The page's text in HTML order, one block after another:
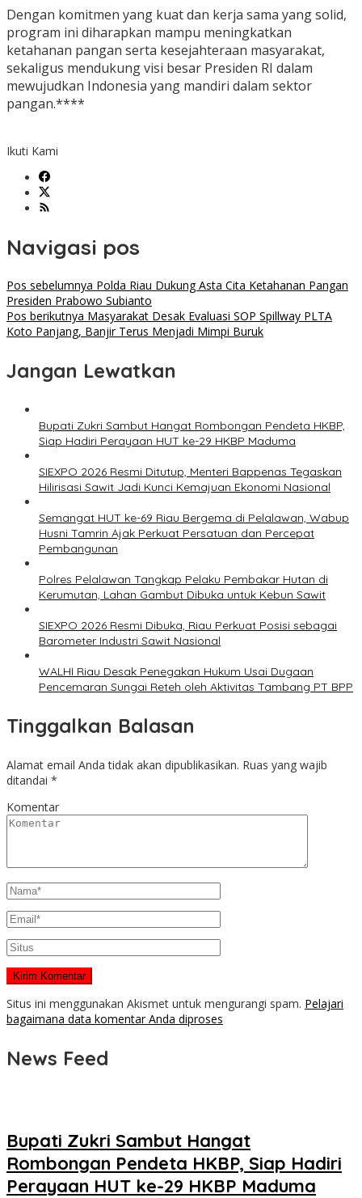
Dengan komitmen yang kuat dan kerja sama yang solid,
program ini diharapkan mampu meningkatkan
ketahanan pangan serta kesejahteraan masyarakat,
sekaligus mendukung visi besar Presiden RI dalam
mewujudkan Indonesia yang mandiri dalam sektor
pangan.****
Ikuti Kami
Navigasi pos
Pos sebelumnya Polda Riau Dukung Asta Cita Ketahanan Pangan
Presiden Prabowo Subianto
Pos berikutnya Masyarakat Desak Evaluasi SOP Spillway PLTA
Koto Panjang, Banjir Terus Menjadi Mimpi Buruk
Jangan Lewatkan
Bupati Zukri Sambut Hangat Rombongan Pendeta HKBP,
Siap Hadiri Perayaan HUT ke-29 HKBP Maduma
SIEXPO 2026 Resmi Ditutup, Menteri Bappenas Tegaskan
Hilirisasi Sawit Jadi Kunci Kemajuan Ekonomi Nasional
Semangat HUT ke-69 Riau Bergema di Pelalawan, Wabup
Husni Tamrin Ajak Perkuat Persatuan dan Percepat
Pembangunan
Polres Pelalawan Tangkap Pelaku Pembakar Hutan di
Kerumutan, Lahan Gambut Dibuka untuk Kebun Sawit
SIEXPO 2026 Resmi Dibuka, Riau Perkuat Posisi sebagai
Barometer Industri Sawit Nasional
WALHI Riau Desak Penegakan Hukum Usai Dugaan
Pencemaran Sungai Reteh oleh Aktivitas Tambang PT BPP
Tinggalkan Balasan
Alamat email Anda tidak akan dipublikasikan. Ruas yang wajib
ditandai *
Komentar
Situs ini menggunakan Akismet untuk mengurangi spam. Pelajari
bagaimana data komentar Anda diproses
News Feed
Bupati Zukri Sambut Hangat
Rombongan Pendeta HKBP, Siap Hadiri
Perayaan HUT ke-29 HKBP Maduma